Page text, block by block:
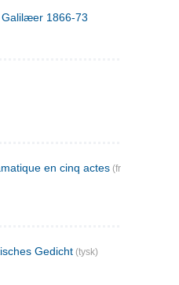
1866-73
en cinq actes (fransk)
Gedicht (tysk)